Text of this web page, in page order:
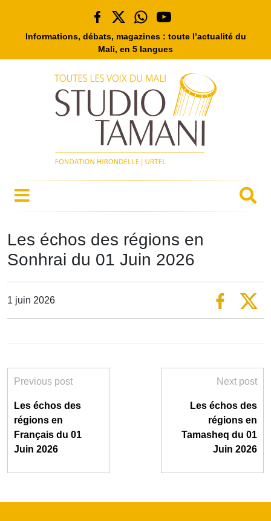
Informations, débats, magazines : toute l’actualité du
Mali, en 5 langues
Les échos des régions en
Sonhrai du 01 Juin 2026
1 juin 2026
Previous post
Les échos des
régions en
Français du 01
Juin 2026
Next post
Les échos des
régions en
Tamasheq du 01
Juin 2026